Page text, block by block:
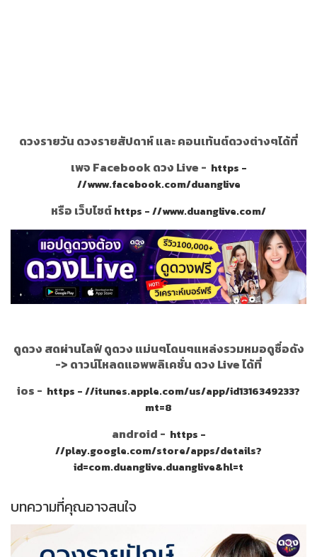
ดวงรายวัน ดวงรายสัปดาห์ และ คอนเท้นต์ดวงต่างๆได้ที่
เพจ Facebook ดวง Live - https -
//www.facebook.com/duanglive
หรือ เว็บไซต์https - //www.duanglive.com/
ดูดวง สดผ่านไลฟ์ ดูดวง แม่นๆโดนๆแหล่งรวมหมอดูชื่อดัง
-> ดาวน์โหลดแอพพลิเคชั่น ดวง Live ได้ที่
ios - https - //itunes.apple.com/us/app/id1316349233?
mt=8
android - https -
//play.google.com/store/apps/details?
id=com.duanglive.duanglive&hl=t
บทความที่คุณอาจสนใจ